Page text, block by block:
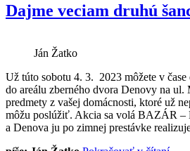
Žiaľ
nás“
Dajme veciam druhú
Ján Žatko
Už túto sobotu 4. 3. 2023 môžete v
do areálu zberného dvora Denovy na ul.
predmety z vašej domácnosti, ktoré už
môžu poslúžiť. Akcia sa volá BAZÁR –
a Denova ju po zimnej prestávke